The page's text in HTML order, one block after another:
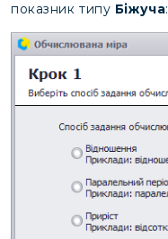
показник типу Біжуча: